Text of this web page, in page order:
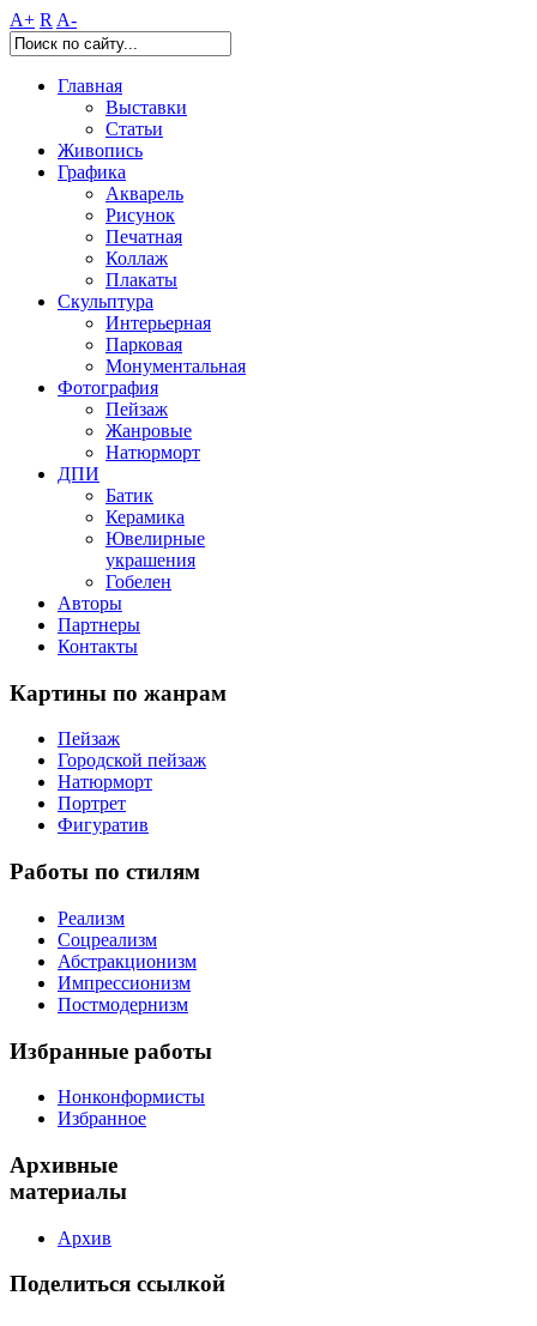
A+ R A-
Главная
Выставки
Статьи
Живопись
Графика
Акварель
Рисунок
Печатная
Коллаж
Плакаты
Скульптура
Интерьерная
Парковая
Монументальная
Фотография
Пейзаж
Жанровые
Натюрморт
ДПИ
Батик
Керамика
Ювелирные
украшения
Гобелен
Авторы
Партнеры
Контакты
Картины по жанрам
Пейзаж
Городской пейзаж
Натюрморт
Портрет
Фигуратив
Работы по стилям
Реализм
Соцреализм
Абстракционизм
Импрессионизм
Постмодернизм
Избранные работы
Нонконформисты
Избранное
Архивные
материалы
Архив
Поделиться ссылкой